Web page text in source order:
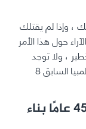
، وإذا لم يقتلك
حول هذا الأمر
، ولا توجد
مخاطر صحية ، فالرجاء إلقاء نظرة على السيد أولمبيا السابق 8
هل يستطيع رجل يبلغ من العمر 45 عامًا بناء